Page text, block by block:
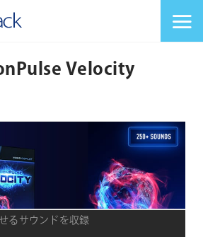
Velocity
るサウンドを収録